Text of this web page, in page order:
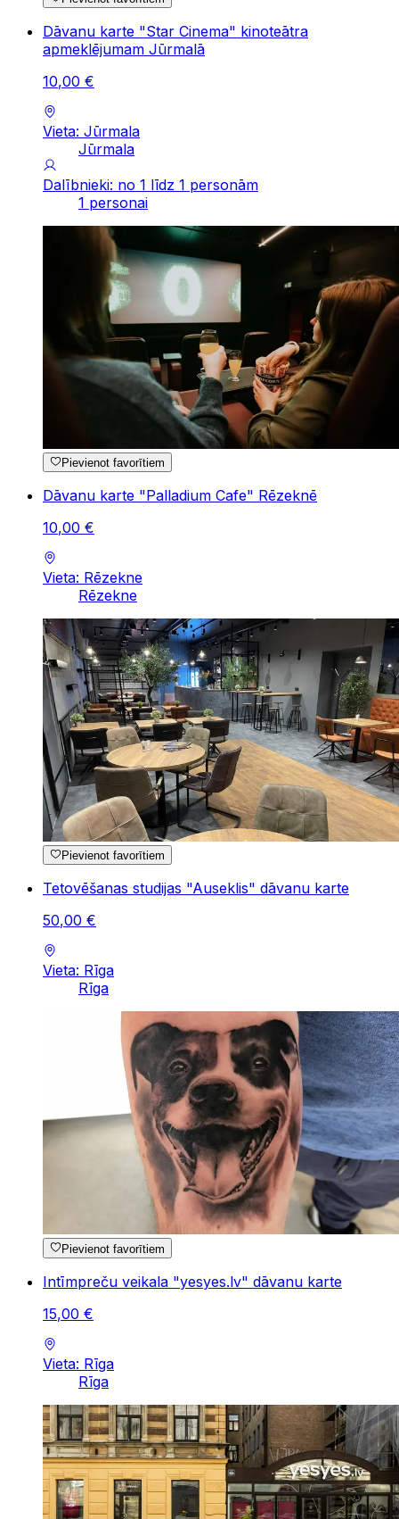
Dāvanu karte "Star Cinema" kinoteātra
apmeklējumam Jūrmalā
10,00 €
Vieta: Jūrmala
Jūrmala
Dalībnieki: no 1 līdz 1 personām
1 personai
Pievienot favorītiem
Dāvanu karte "Palladium Cafe" Rēzeknē
10,00 €
Vieta: Rēzekne
Rēzekne
Pievienot favorītiem
Tetovēšanas studijas "Auseklis" dāvanu karte
50,00 €
Vieta: Rīga
Rīga
Pievienot favorītiem
Intīmpreču veikala "yesyes.lv" dāvanu karte
15,00 €
Vieta: Rīga
Rīga